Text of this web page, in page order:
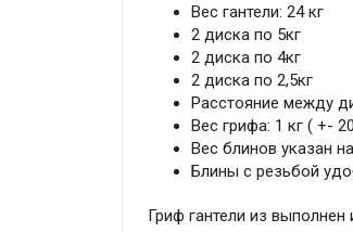
Вес гантели: 24 кг
2 диска по 5кг
2 диска по 4кг
2 диска по 2,5кг
Расстояние между
Вес грифа: 1 кг ( +-
Вес блинов указан
Блины с резьбой
Гриф гантели из выполнен